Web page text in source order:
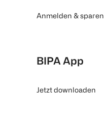
Anmelden & sparen
BIPA App
Jetzt downloaden